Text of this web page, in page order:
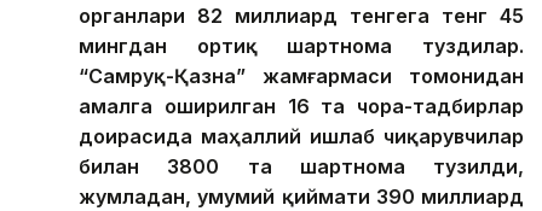
органлари 82 миллиард тенгега тенг 45
мингдан ортиқ шартнома туздилар.
“Самруқ-Қазна” жамғармаси томонидан
амалга оширилган 16 та чора-тадбирлар
доирасида маҳаллий ишлаб чиқарувчилар
билан 3800 та шартнома тузилди,
жумладан, умумий қиймати 390 миллиард